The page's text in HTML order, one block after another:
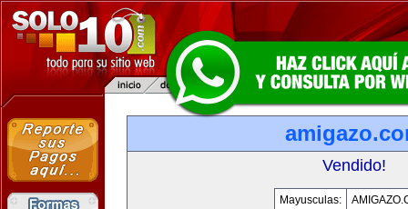
Vendido!
Mayusculas: